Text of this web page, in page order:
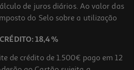
de juros diários. Ao valor das
do Selo sobre a utilização
18,4 %
de crédito de 1.500€ pago em 12